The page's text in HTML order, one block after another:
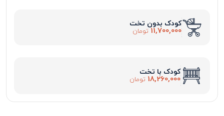
کودک بدون تخت
11,700,000 تومان
کودک با تخت
18,260,000 تومان